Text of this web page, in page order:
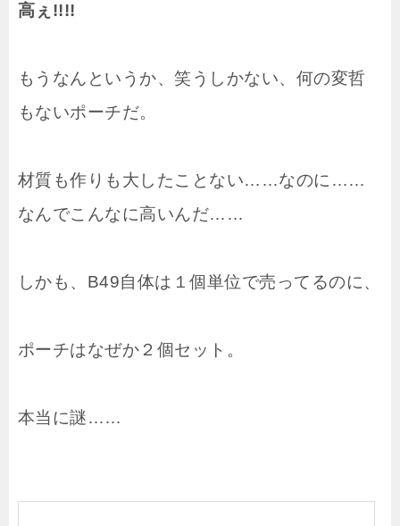
高ぇ!!!!
もうなんというか、笑うしかない、何の変哲
もないポーチだ。
材質も作りも大したことない……なのに……
なんでこんなに高いんだ……
しかも、B49自体は１個単位で売ってるのに、
ポーチはなぜか２個セット。
本当に謎……